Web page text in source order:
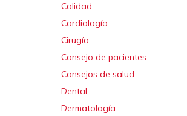
Calidad
Cardiología
Cirugía
Consejo de pacientes
Consejos de salud
Dental
Dermatología